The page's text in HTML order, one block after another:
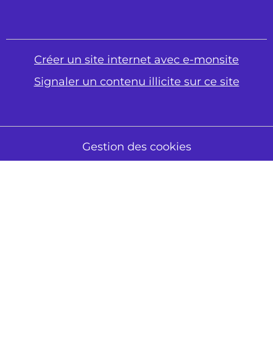
Créer un site internet avec e-monsite
Signaler un contenu illicite sur ce site
Gestion des cookies